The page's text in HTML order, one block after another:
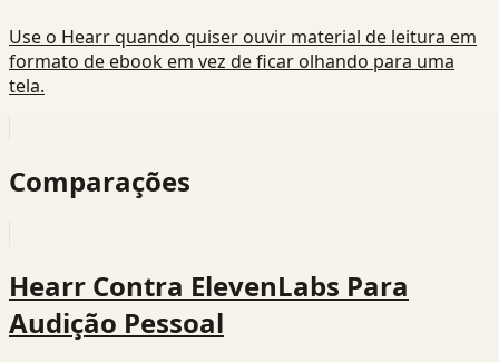
Use o Hearr quando quiser ouvir material de leitura em
formato de ebook em vez de ficar olhando para uma
tela.
Comparações
Hearr Contra ElevenLabs Para
Audição Pessoal